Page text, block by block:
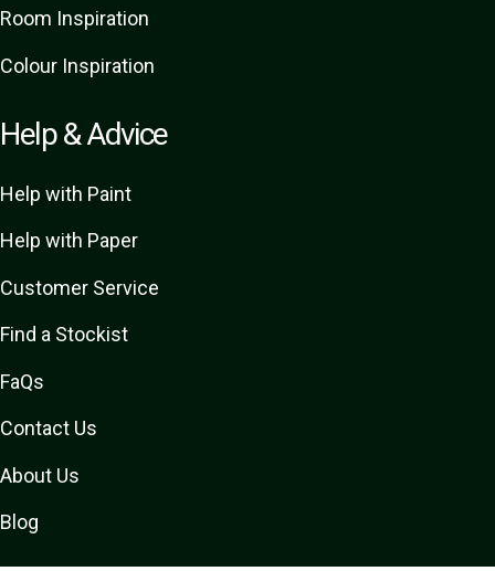
Room Inspiration
Colour Inspiration
Help & Advice
Help with Paint
Help with Paper
Customer Service
Find a Stockist
FaQs
Contact Us
About Us
Blog